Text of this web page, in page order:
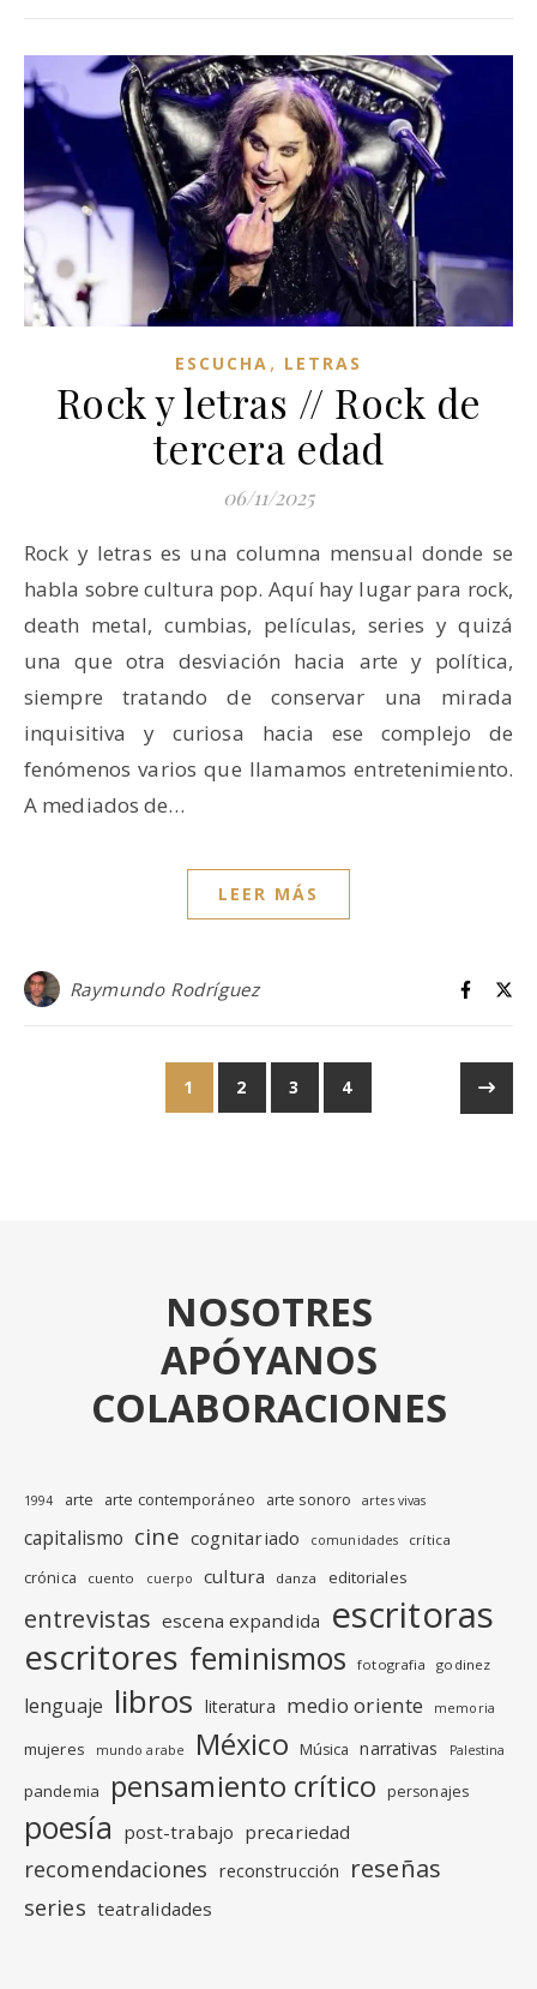
ESCUCHA , LETRAS
Rock y letras // Rock de
tercera edad
06/11/2025
Rock y letras es una columna mensual donde se
habla sobre cultura pop. Aquí hay lugar para rock,
death metal, cumbias, películas, series y quizá
una que otra desviación hacia arte y política,
siempre tratando de conservar una mirada
inquisitiva y curiosa hacia ese complejo de
fenómenos varios que llamamos entretenimiento.
A mediados de…
LEER MÁS
Raymundo Rodríguez
1 2 3 4
NOSOTRES
APÓYANOS
COLABORACIONES
1994 arte arte contemporáneo arte sonoro artes vivas
capitalismo cine cognitariado comunidades crítica
crónica cuento cuerpo cultura danza editoriales
entrevistas escena expandida escritoras
escritores feminismos fotografia godinez
lenguaje libros literatura medio oriente memoria
mujeres mundo arabe México Música narrativas Palestina
pandemia pensamiento crítico personajes
poesía post-trabajo precariedad
recomendaciones reconstrucción reseñas
series teatralidades